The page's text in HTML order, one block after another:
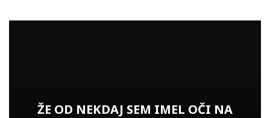
ŽE OD NEKDAJ SEM IMEL OČI NA